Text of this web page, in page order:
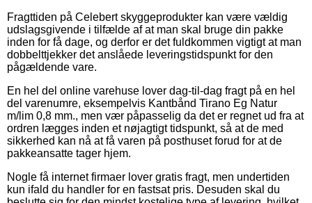
Fragttiden på Celebert skyggeprodukter kan være vældig
udslagsgivende i tilfælde af at man skal bruge din pakke
inden for få dage, og derfor er det fuldkommen vigtigt at man
dobbelttjekker det anslåede leveringstidspunkt for den
pågældende vare.
En hel del online varehuse lover dag-til-dag fragt på en hel
del varenumre, eksempelvis Kantbånd Tirano Eg Natur
m/lim 0,8 mm., men vær påpasselig da det er regnet ud fra at
ordren lægges inden et nøjagtigt tidspunkt, så at de med
sikkerhed kan nå at få varen på posthuset forud for at de
pakkeansatte tager hjem.
Nogle få internet firmaer lover gratis fragt, men undertiden
kun ifald du handler for en fastsat pris. Desuden skal du